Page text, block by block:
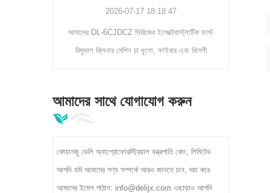
সিরিজের ইলেক্ট্রোস্ট্যাটিক ডাস্ট
মেশিন চা ধুলো, ফাইবার এবং বিদেশী
ভোল্টেজ, চা প্রাথমিক প্রক্রিয়াকরণ
জন্য আদর্শ সমর্থন করে।
2026-07-11 17:33:24
কীভাবে খাদ্য-গ্রেড ম্যাচা বল মিলগুলি বদ্ধ গ্রাইন্ডিং,
সামঞ্জস্যপূর্ণ সূক্ষ্মতা, উচ্চ ক্ষমতা এবং স্বাস্থ্যকর
আমাদের সাথে যোগাযোগ করুন
কোয়ানজু ডেলি অ্যাগ্রোফোরস্ট্রিয়াল যন্ত্রপাতি কোং, লিমিটেড
আপনি যদি আমাদের পণ্য সম্পর্কে আরও জানতে চান, দয়া করে
আমাদের ইমেল পাঠান: info@delijx.com এছাড়াও আপনি